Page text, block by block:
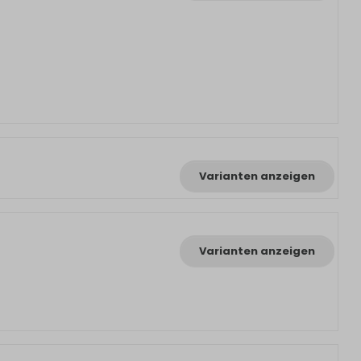
Varianten anzeigen
Varianten anzeigen